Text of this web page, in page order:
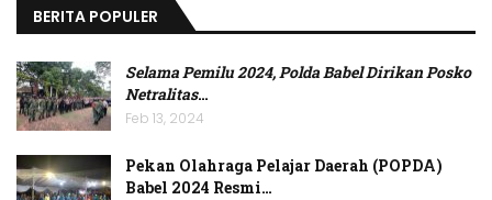
BERITA POPULER
Selama Pemilu 2024, Polda Babel Dirikan Posko
Netralitas…
Feb 13, 2024
Pekan Olahraga Pelajar Daerah (POPDA)
Babel 2024 Resmi…